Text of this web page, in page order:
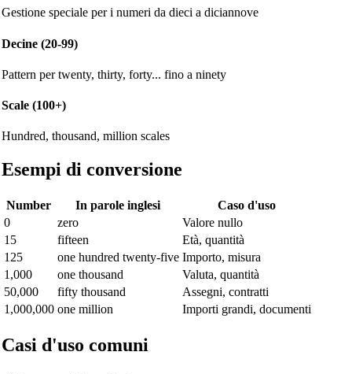
Gestione speciale per i numeri da dieci a diciannove
Decine (20-99)
Pattern per twenty, thirty, forty... fino a ninety
Scale (100+)
Hundred, thousand, million scales
Esempi di conversione
Number In parole inglesi
Caso d'uso
0
zero
Valore nullo
15
fifteen
Età, quantità
125
one hundred twenty-five Importo, misura
1,000
one thousand
Valuta, quantità
50,000
fifty thousand
Assegni, contratti
1,000,000 one million Importi grandi, documenti
Casi d'uso comuni